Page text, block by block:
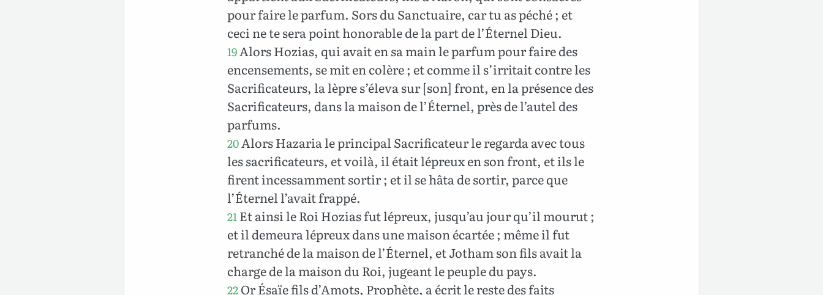
pour faire le parfum. Sors du Sanctuaire, car tu as péché ; et
ceci ne te sera point honorable de la part de l’Éternel Dieu.
19Alors Hozias, qui avait en sa main le parfum pour faire des
encensements, se mit en colère ; et comme il s’irritait contre les
Sacrificateurs, la lèpre s’éleva sur [son] front, en la présence des
Sacrificateurs, dans la maison de l’Éternel, près de l’autel des
parfums.
20Alors Hazaria le principal Sacrificateur le regarda avec tous
les sacrificateurs, et voilà, il était lépreux en son front, et ils le
firent incessamment sortir ; et il se hâta de sortir, parce que
l’Éternel l’avait frappé.
21Et ainsi le Roi Hozias fut lépreux, jusqu’au jour qu’il mourut ;
et il demeura lépreux dans une maison écartée ; même il fut
retranché de la maison de l’Éternel, et Jotham son fils avait la
charge de la maison du Roi, jugeant le peuple du pays.
22Or Ésaïe fils d’Amots, Prophète, a écrit le reste des faits